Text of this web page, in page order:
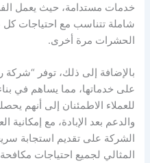
خدمات مستدامة، حيث يعمل
شاملة تتناسب مع احتياجات
الحشرات مرة أخرى.
بالإضافة إلى ذلك، توفر
على خدماتها، مما يساهم في
للعملاء الاطمئنان إلى أنهم
والدعم بعد الإبادة، مع إمكانية
الشركة على تقديم استجابة
المثالي لجميع احتياجات